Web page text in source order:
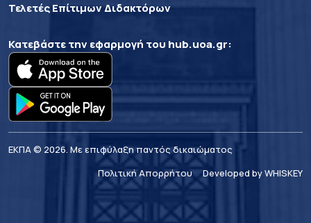
Τελετές Επίτιμων Διδακτόρων
Κατεβάστε την εφαρμογή του hub.uoa.gr:
ΕΚΠΑ © 2026. Με επιφύλαξη παντός δικαιώματος
Πολιτική Απορρήτου
Developed by WHISKEY